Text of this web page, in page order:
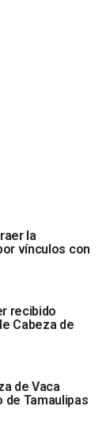
la
vínculos con
recibido
Cabeza de
de Vaca
Tamaulipas